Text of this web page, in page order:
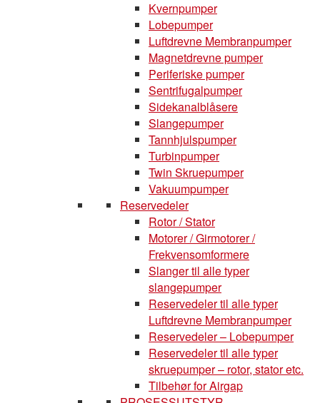
Kvernpumper
Lobepumper
Luftdrevne Membranpumper
Magnetdrevne pumper
Periferiske pumper
Sentrifugalpumper
Sidekanalblåsere
Slangepumper
Tannhjulspumper
Turbinpumper
Twin Skruepumper
Vakuumpumper
Reservedeler
Rotor / Stator
Motorer / Girmotorer /
Frekvensomformere
Slanger til alle typer
slangepumper
Reservedeler til alle typer
Luftdrevne Membranpumper
Reservedeler – Lobepumper
Reservedeler til alle typer
skruepumper – rotor, stator etc.
Tilbehør for Airgap